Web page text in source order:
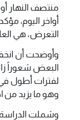
منتصف النهار
أواخر اليوم،
التعرض، هي
وأوضحت أن
البعض شعوراً
لفترات أطول في
وهو ما يزيد من